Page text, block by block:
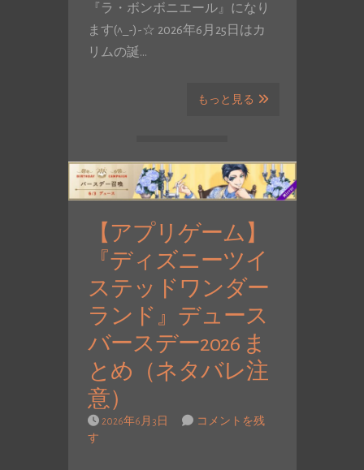
『ラ・ボンボニエール』になり
ます(^_-)-☆ 2026年6月25日はカ
リムの誕…
もっと見る
【アプリゲーム】
『ディズニーツイ
ステッドワンダー
ランド』デュース
バースデー2026 ま
とめ（ネタバレ注
意）
2026年6月3日
コメントを残
す